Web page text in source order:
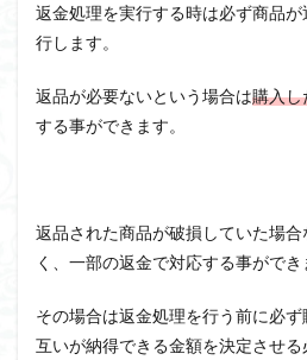
返金処理を実行する時は必ず商品
行します。
返品が必要ないという場合は購入し
する事ができます。
返品された商品が破損していた場
く、一部の返金で対応する事ができ
その場合は返金処理を行う前に必
互いが納得できる金額を決定させる